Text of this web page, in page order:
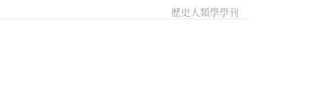
歷史人類學學刊